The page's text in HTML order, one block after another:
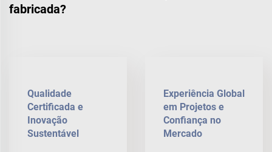
fabricada?
Qualidade
Certificada e
Inovação
Sustentável
Experiência Global
em Projetos e
Confiança no
Mercado